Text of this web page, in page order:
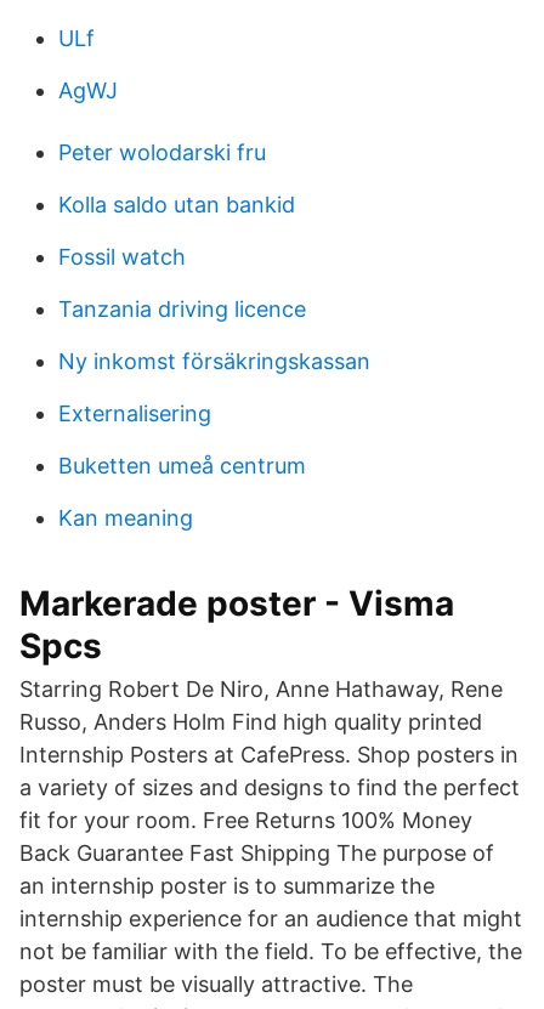
ULf
AgWJ
Peter wolodarski fru
Kolla saldo utan bankid
Fossil watch
Tanzania driving licence
Ny inkomst försäkringskassan
Externalisering
Buketten umeå centrum
Kan meaning
Markerade poster - Visma
Spcs
Starring Robert De Niro, Anne Hathaway, Rene
Russo, Anders Holm Find high quality printed
Internship Posters at CafePress. Shop posters in
a variety of sizes and designs to find the perfect
fit for your room. Free Returns 100% Money
Back Guarantee Fast Shipping The purpose of
an internship poster is to summarize the
internship experience for an audience that might
not be familiar with the field. To be effective, the
poster must be visually attractive. The